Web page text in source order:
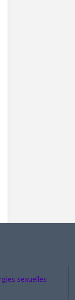
sexuelles